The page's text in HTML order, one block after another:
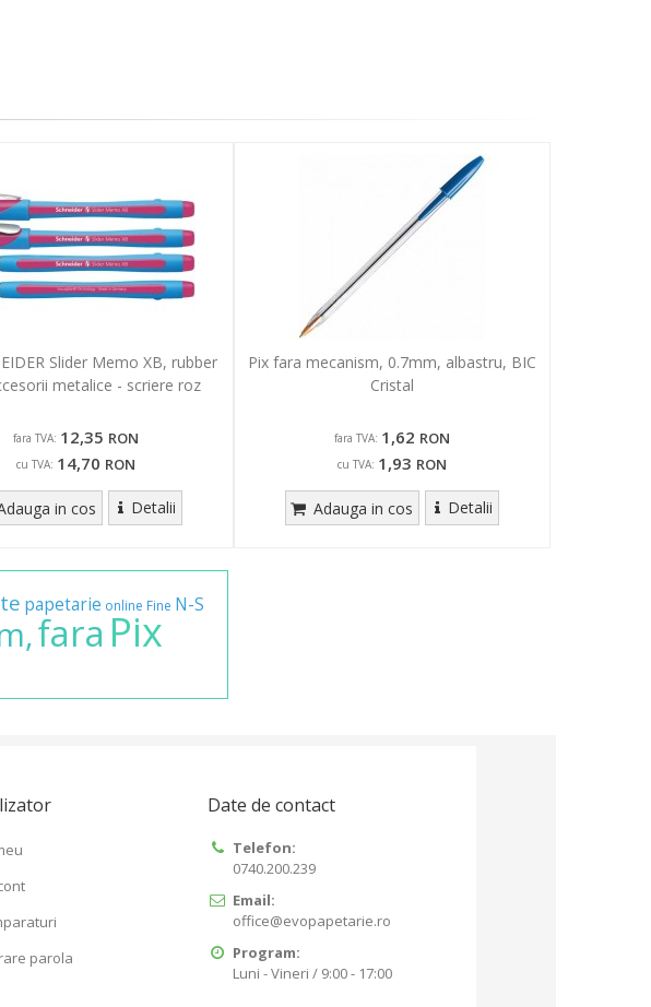
Slider Memo XB, rubber
metalice - scriere roz
fara TVA: 12,35 RON
cu TVA: 14,70 RON
in cos Detalii
Pix fara mecanism, 0.7mm, albastru, BIC
Cristal
fara TVA: 1,62 RON
cu TVA: 1,93 RON
Adauga in cos Detalii
papetarie online Fine N-S
fara Pix
parola
Date de contact
Telefon:
0740.200.239
Email:
office@evopapetarie.ro
Program:
Luni - Vineri / 9:00 - 17:00